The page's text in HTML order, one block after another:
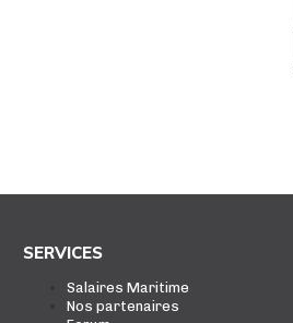
SERVICES
Salaires Maritime
Nos partenaires